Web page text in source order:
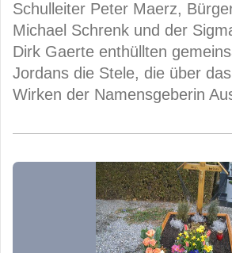
Schulleiter Peter Maerz,
Michael Schrenk und der
Dirk Gaerte enthüllten
Jordans die Stele, die über
Wirken der Namensgeberin